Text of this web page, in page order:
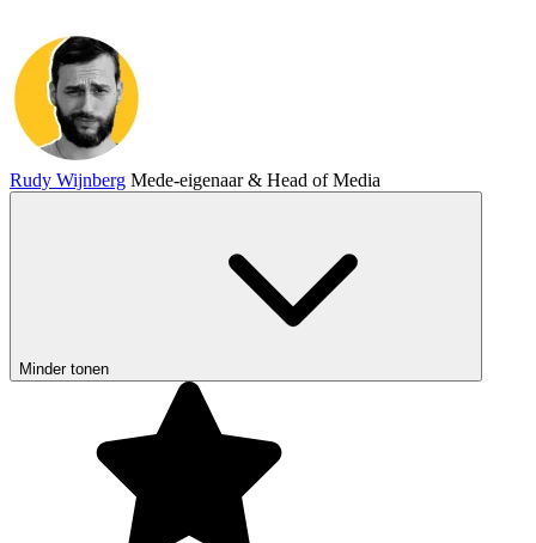
Rudy Wijnberg Mede-eigenaar & Head of Media
Minder tonen